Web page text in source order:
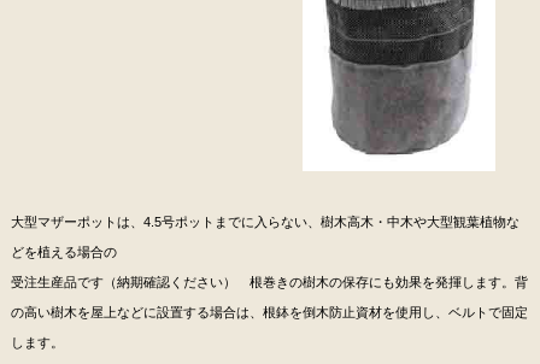
大型マザーポットは、4.5号ポットまでに入らない、樹木高木・中木や大型観葉植物な
どを植える場合の
受注生産品です（納期確認ください） 根巻きの樹木の保存にも効果を発揮します。背
の高い樹木を屋上などに設置する場合は、根鉢を倒木防止資材を使用し、ベルトで固定
します。